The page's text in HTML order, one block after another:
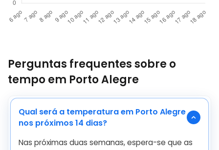
Perguntas frequentes sobre o
tempo em Porto Alegre
Qual será a temperatura em Porto Alegre
nos próximos 14 dias?
Nas próximas duas semanas, espera-se que as